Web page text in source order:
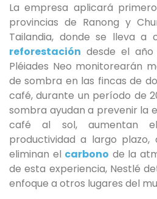
La empresa aplicará
provincias de Ranong y
Tailandia, donde se lleva a
reforestación desde el año
Pléiades Neo monitorearán
de sombra en las fincas de
café, durante un período de
sombra ayudan a prevenir la
café al sol, aumentan
productividad a largo
eliminan el carbono de la
de esta experiencia, Nestlé
enfoque a otros lugares del